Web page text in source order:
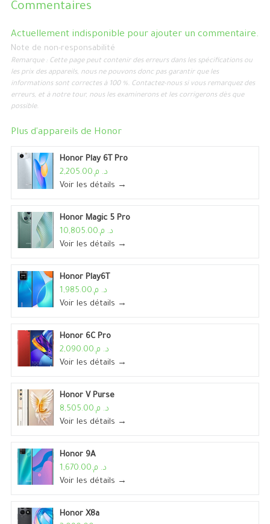
Commentaires
Actuellement indisponible pour ajouter un commentaire.
Note de non-responsabilité
Remarque : Cette page peut contenir des erreurs dans les spécifications ou
les prix des appareils, nous ne pouvons donc pas garantir que les
informations sont correctes à 100 %. Contactez-nous si vous remarquez des
erreurs, et à notre tour, nous les examinerons et les corrigerons dès que
possible.
Plus d'appareils de Honor
Honor Play 6T Pro
د. م.2,205.00
Voir les détails →
Honor Magic 5 Pro
د. م.10,805.00
Voir les détails →
Honor Play6T
د. م.1,985.00
Voir les détails →
Honor 6C Pro
د. م.2,090.00
Voir les détails →
Honor V Purse
د. م.8,505.00
Voir les détails →
Honor 9A
د. م.1,670.00
Voir les détails →
Honor X8a